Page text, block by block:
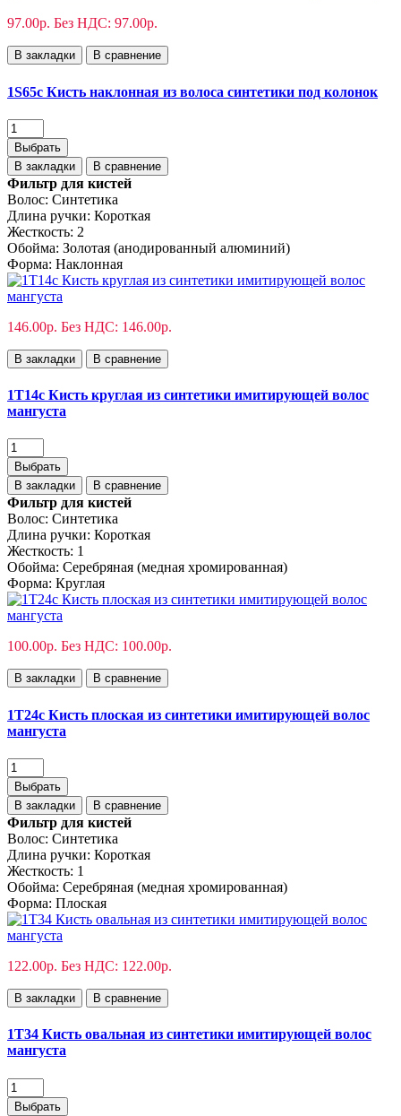
97.00р. Без НДС: 97.00р.
В закладки В сравнение
1S65с Кисть наклонная из волоса синтетики под колонок
Выбрать
В закладки
В сравнение
Фильтр для кистей
Волос: Синтетика
Длина ручки: Короткая
Жесткость: 2
Обойма: Золотая (анодированный алюминий)
Форма: Наклонная
146.00р. Без НДС: 146.00р.
В закладки В сравнение
1T14с Кисть круглая из синтетики имитирующей волос
мангуста
Выбрать
В закладки
В сравнение
Фильтр для кистей
Волос: Синтетика
Длина ручки: Короткая
Жесткость: 1
Обойма: Cеребряная (медная хромированная)
Форма: Круглая
100.00р. Без НДС: 100.00р.
В закладки В сравнение
1T24с Кисть плоская из синтетики имитирующей волос
мангуста
Выбрать
В закладки
В сравнение
Фильтр для кистей
Волос: Синтетика
Длина ручки: Короткая
Жесткость: 1
Обойма: Cеребряная (медная хромированная)
Форма: Плоская
122.00р. Без НДС: 122.00р.
В закладки В сравнение
1T34 Кисть овальная из синтетики имитирующей волос
мангуста
Выбрать